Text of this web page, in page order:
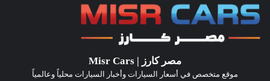
مصر كارز | Misr Cars
موقع متخصص في أسعار السيارات وأخبار السيارات محلياً وعالمياً